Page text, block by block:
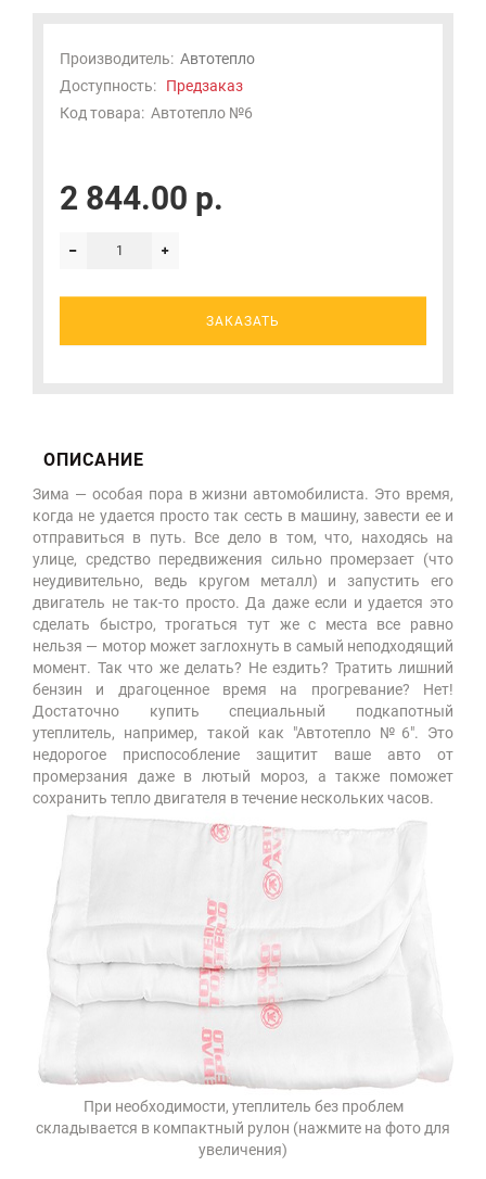
Производитель: Автотепло
Доступность: Предзаказ
Код товара: Автотепло №6
2 844.00 р.
ЗАКАЗАТЬ
ОПИСАНИЕ
Зима — особая пора в жизни автомобилиста. Это время,
когда не удается просто так сесть в машину, завести ее и
отправиться в путь. Все дело в том, что, находясь на
улице, средство передвижения сильно промерзает (что
неудивительно, ведь кругом металл) и запустить его
двигатель не так-то просто. Да даже если и удается это
сделать быстро, трогаться тут же с места все равно
нельзя — мотор может заглохнуть в самый неподходящий
момент. Так что же делать? Не ездить? Тратить лишний
бензин и драгоценное время на прогревание? Нет!
Достаточно купить специальный подкапотный
утеплитель, например, такой как "Автотепло №6". Это
недорогое приспособление защитит ваше авто от
промерзания даже в лютый мороз, а также поможет
сохранить тепло двигателя в течение нескольких часов.
При необходимости, утеплитель без проблем
складывается в компактный рулон (нажмите на фото для
увеличения)